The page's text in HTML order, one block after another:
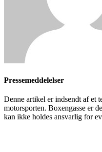
Pressemeddelelser
Denne artikel er indsendt af et
motorsporten. Boxengasse er
kan ikke holdes ansvarlig for